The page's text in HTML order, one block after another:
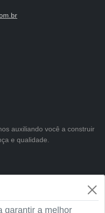
auxiliando você a construir
e qualidade.
garantir a melhor